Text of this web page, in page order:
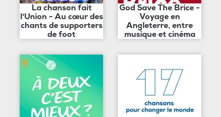
La chanson fait
l'Union - Au cœur des
chants de supporters
de foot
God Save The Brice -
Voyage en
Angleterre, entre
musique et cinéma